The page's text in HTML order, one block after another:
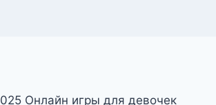
Онлайн игры для девочек